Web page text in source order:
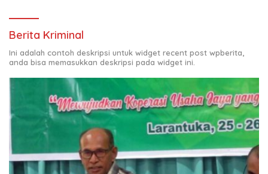
Berita Kriminal
Ini adalah contoh deskripsi untuk widget recent post wpberita,
anda bisa memasukkan deskripsi pada widget ini.